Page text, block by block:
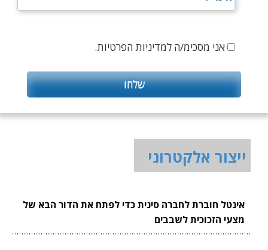
אני מסכימ/ה למדיניות הפרטיות.
ייצור אלקטרוני
אינטל חוברת לחברה סינית כדי לפתח את הדור הבא של
מצעי הזכוכית לשבבים